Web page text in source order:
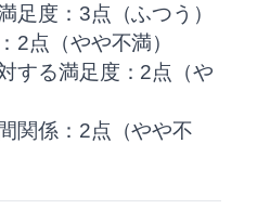
足度：3点（ふつう）
2点（やや不満）
する満足度：2点（や
関係：2点（やや不